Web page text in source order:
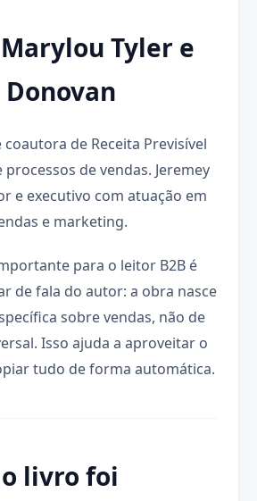
Tyler e
Donovan
de Receita Previsível
de vendas. Jeremey
e executivo com atuação em
e marketing.
para o leitor B2B é
de fala do autor: a obra nasce
sobre vendas, não de
Isso ajuda a aproveitar o
tudo de forma automática.
livro foi